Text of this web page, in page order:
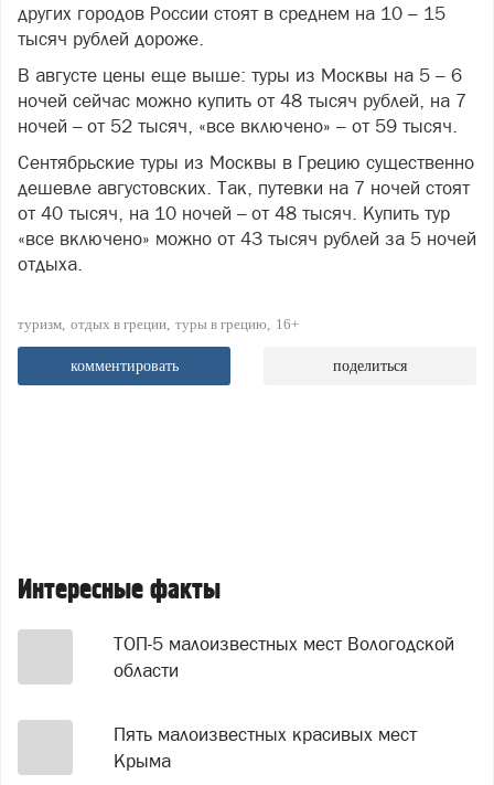
других городов России стоят в среднем на 10 – 15
тысяч рублей дороже.
В августе цены еще выше: туры из Москвы на 5 – 6
ночей сейчас можно купить от 48 тысяч рублей, на 7
ночей – от 52 тысяч, «все включено» – от 59 тысяч.
Сентябрьские туры из Москвы в Грецию существенно
дешевле августовских. Так, путевки на 7 ночей стоят
от 40 тысяч, на 10 ночей – от 48 тысяч. Купить тур
«все включено» можно от 43 тысяч рублей за 5 ночей
отдыха.
туризм отдых в греции туры в грецию 16+
комментировать поделиться
Интересные факты
ТОП-5 малоизвестных мест Вологодской
области
Пять малоизвестных красивых мест
Крыма